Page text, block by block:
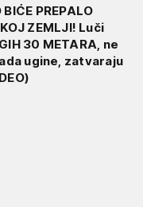
PREPALO
ZEMLJI! Luči
30 METARA, ne
ugine, zatvaraju